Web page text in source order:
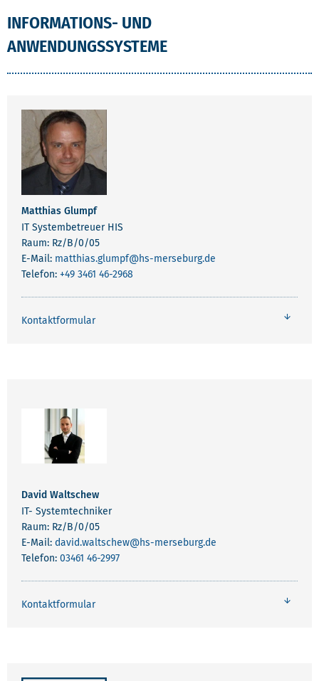
INFORMATIONS- UND
ANWENDUNGSSYSTEME
MITARBEITENDE INFORMATIONS- UND
Matthias Glumpf
IT Systembetreuer HIS
Raum: Rz/B/0/05
E-Mail: matthias.glumpf@hs-merseburg.de
Telefon: +49 3461 46-2968
Kontaktformular
David Waltschew
IT- Systemtechniker
Raum: Rz/B/0/05
E-Mail: david.waltschew@hs-merseburg.de
Telefon: 03461 46-2997
Kontaktformular